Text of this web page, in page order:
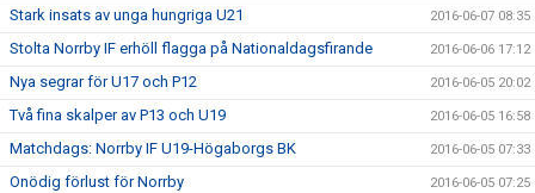
Stark insats av unga hungriga U21 2016-06-07 08:35
Stolta Norrby IF erhöll flagga på Nationaldagsfirande 2016-06-06 17:12
Nya segrar för U17 och P12 2016-06-05 20:02
Två fina skalper av P13 och U19 2016-06-05 16:58
Matchdags: Norrby IF U19-Högaborgs BK 2016-06-05 07:33
Onödig förlust för Norrby 2016-06-05 07:25